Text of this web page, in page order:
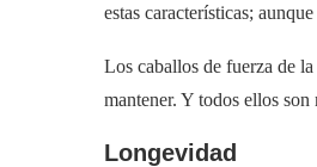
estas características;
Los caballos de fuerza de
mantener. Y todos ellos
Longevidad